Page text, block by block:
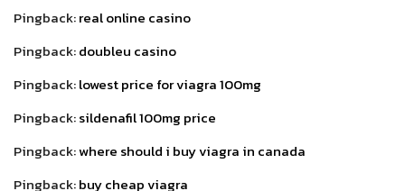
Pingback:real online casino
Pingback:doubleu casino
Pingback:lowest price for viagra 100mg
Pingback:sildenafil 100mg price
Pingback:where should i buy viagra in canada
Pingback:buy cheap viagra